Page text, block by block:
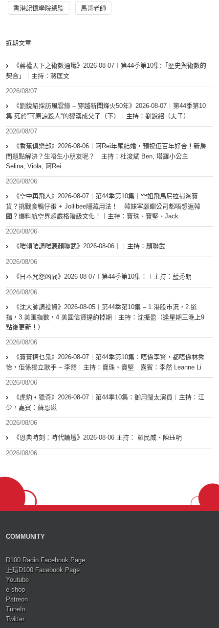
香港記憶學院總監 馬哥老師
近期文章
《蔣權天下之術數通識》2026-08-07︱第44季第10集:「歴史與術數的
契合」｜主持：蔣匡文
2026/08/07
《劉銳紹採訪風雲錄 – 穿越新聞烽火50年》2026-08-07︱第44季第10
集 死於”可原諒殺人“的黎漢成父子（下）︱主持：劉銳紹（夫子）
2026/08/07
《香蕉俱樂部》2026-08-06︱阿Rei年尾結婚，預祝佢百年好合！新房
問題點解決？生唔生小朋友呢？︱主持：杜浚斌 Ben, 塔羅小公主
Selina, Viola, 阿Rei
2026/08/06
《空中再飛人》2026-08-07︱第44季第10集｜空姐飛馬尼拉掃淘寶
貨？挑戰食鴨仔蛋 + Jollibee隱藏用法！︱韓妹寧願瞓公司都唔想返韓
國？爆料航空界超嚴格階級文化！︱主持：寶珠、寶堅、Jack
2026/08/06
《啱傾啱講啱聽顏聯武》2026-08-06︱︱主持：顏聯武
2026/08/06
《日本咒怨凶間》2026-08-07︱第44季第10集：︱主持：藍秀朗
2026/08/06
《沈大師講投資》2026-08-05︱第44季第10集 – 1.港股市況，2.道
指，3.美匯指數，4.美國信貸違約掉期︱主持：沈振盈（逢星期三晚上9
點後更新！）
2026/08/06
《寶寶搞乜鬼》2026-08-07︱第44季第10集︰唔係李賢，都唔係林秀
怡，佢係獨立歌手 – 李然︱主持：寶珠、寶堅 嘉賓：李然 Leanne Li
2026/08/06
《虎豹 • 獵奇》2026-08-07︱第44季10集：御用闊太演員︱主持：江
少，嘉賓：蘇恩磁
2026/08/06
《恩典時刻：時代論壇》2026-08-06 主持： 羅民威、陳珏明
2026/08/06
COMMUNITY
D100 Radio Facebook Page
上環D100 Facebook Page
Youtube
e-shop
Patreon
TuneIn
Twitter